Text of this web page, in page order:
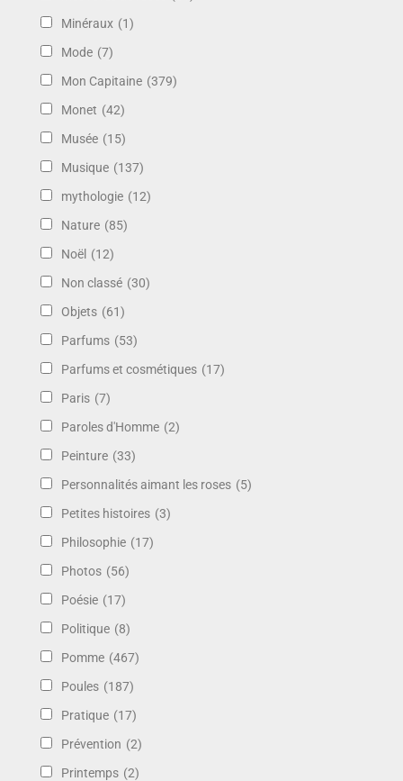
Minéraux (1)
Mode (7)
Mon Capitaine (379)
Monet (42)
Musée (15)
Musique (137)
mythologie (12)
Nature (85)
Noël (12)
Non classé (30)
Objets (61)
Parfums (53)
Parfums et cosmétiques (17)
Paris (7)
Paroles d'Homme (2)
Peinture (33)
Personnalités aimant les roses (5)
Petites histoires (3)
Philosophie (17)
Photos (56)
Poésie (17)
Politique (8)
Pomme (467)
Poules (187)
Pratique (17)
Prévention (2)
Printemps (2)